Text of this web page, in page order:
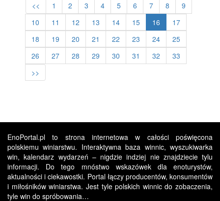
<< 1 2 3 4 5 6 7 8
9
10
11 12 13 14 15 16
17
18
19 20 21 22 23 24
25
26
27 28 29 30 31 32
33
>>
EnoPortal.pl to strona internetowa w całości poświęcona
polskiemu winiarstwu. Interaktywna baza winnic, wyszukiwarka
win, kalendarz wydarzeń – nigdzie indziej nie znajdziecie tylu
informacji. Do tego mnóstwo wskazówek dla enoturystów,
aktualności i ciekawostki. Portal łączy producentów, konsumentów
i miłośników winiarstwa. Jest tyle polskich winnic do zobaczenia,
tyle win do spróbowania…